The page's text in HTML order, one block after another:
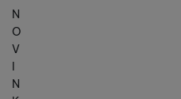
N
O
V
I
N